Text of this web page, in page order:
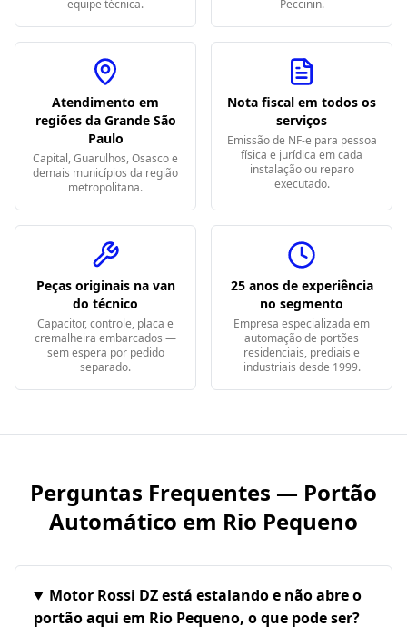
equipe técnica.
Peccinin.
Atendimento em
regiões da Grande São
Paulo
Capital, Guarulhos, Osasco e
demais municípios da região
metropolitana.
Nota fiscal em todos os
serviços
Emissão de NF-e para pessoa
física e jurídica em cada
instalação ou reparo
executado.
Peças originais na van
do técnico
Capacitor, controle, placa e
cremalheira embarcados —
sem espera por pedido
separado.
25 anos de experiência
no segmento
Empresa especializada em
automação de portões
residenciais, prediais e
industriais desde 1999.
Perguntas Frequentes — Portão
Automático em Rio Pequeno
Motor Rossi DZ está estalando e não abre o
portão aqui em Rio Pequeno, o que pode ser?